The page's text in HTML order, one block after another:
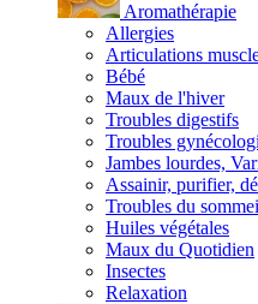
Aromathérapie
Allergies
Articulations
Bébé
Maux de l'hiver
Troubles digestifs
Troubles
Jambes lourdes,
Assainir, purifier,
Troubles du
Huiles végétales
Maux du Quotidien
Insectes
Relaxation